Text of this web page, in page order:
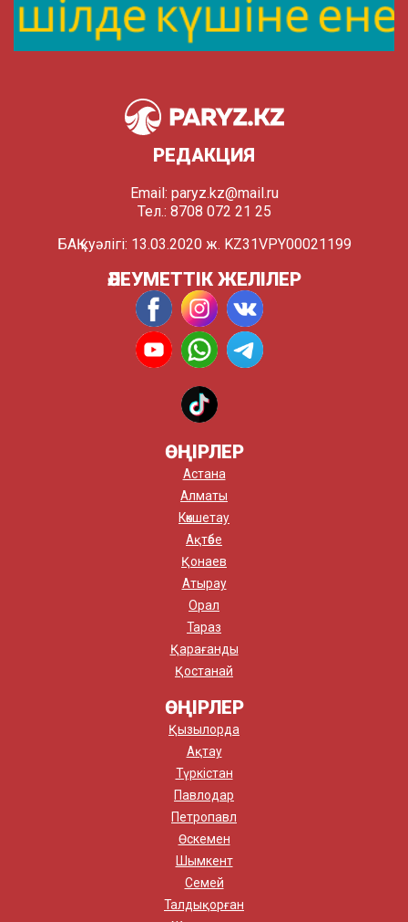
РЕДАКЦИЯ
Email: paryz.kz@mail.ru
Тел.: 8708 072 21 25
БАҚ куәлігі: 13.03.2020 ж. KZ31VPY00021199
ӘЛЕУМЕТТІК ЖЕЛІЛЕР
ӨҢІРЛЕР
Астана
Алматы
Көкшетау
Ақтөбе
Қонаев
Атырау
Орал
Тараз
Қарағанды
Қостанай
ӨҢІРЛЕР
Қызылорда
Ақтау
Түркістан
Павлодар
Петропавл
Өскемен
Шымкент
Семей
Талдықорған